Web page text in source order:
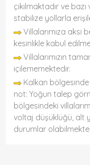
çıkılmaktadır ve
stabilize yollarla
Villalarımıza aksi
kesinlikle kabul
Villalarımızın
içilememektedir.
Kalkan
not: Yoğun talep
bölgesindeki
voltaj düşüklüğü, alt
durumlar